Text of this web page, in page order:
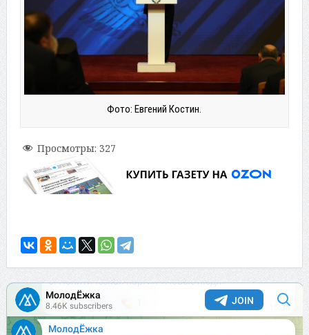
Фото: Евгений Костин.
Просмотры: 327